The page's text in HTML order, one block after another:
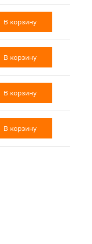
В корзину
В корзину
В корзину
В корзину